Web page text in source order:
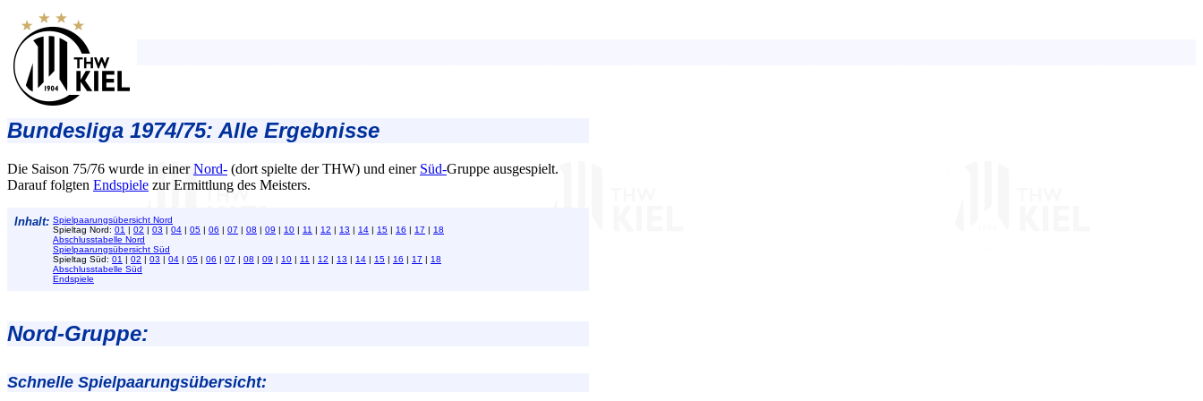
Bundesliga 1974/75: Alle Ergebnisse
Die Saison 75/76 wurde in einerNord- (dort spielte der THW) und einer Süd-Gruppe ausgespielt.
Darauf folgten Endspiele zur Ermittlung des Meisters.
Inhalt: Spielpaarungsübersicht Nord
Spieltag Nord: 01 | 02 | 03 | 04 | 05 | 06 | 07 | 08 | 09 | 10 | 11 | 12 | 13 | 14 | 15 | 16 | 17 | 18
Abschlusstabelle Nord
Spielpaarungsübersicht Süd
Spieltag Süd: 01 | 02 | 03 | 04 | 05 | 06 | 07 | 08 | 09 | 10 | 11 | 12 | 13 | 14 | 15 | 16 | 17 | 18
Abschlusstabelle Süd
Endspiele
Nord-Gruppe:
Schnelle Spielpaarungsübersicht: